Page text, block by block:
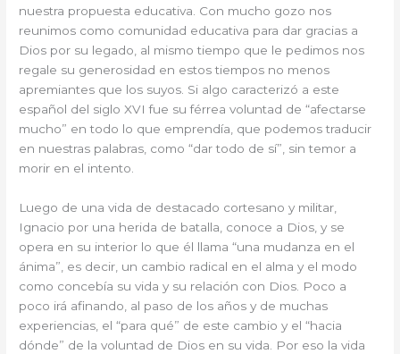
nuestra propuesta educativa. Con mucho gozo nos
reunimos como comunidad educativa para dar gracias a
Dios por su legado, al mismo tiempo que le pedimos nos
regale su generosidad en estos tiempos no menos
apremiantes que los suyos. Si algo caracterizó a este
español del siglo XVI fue su férrea voluntad de “afectarse
mucho” en todo lo que emprendía, que podemos traducir
en nuestras palabras, como “dar todo de sí”, sin temor a
morir en el intento.
Luego de una vida de destacado cortesano y militar,
Ignacio por una herida de batalla, conoce a Dios, y se
opera en su interior lo que él llama “una mudanza en el
ánima”, es decir, un cambio radical en el alma y el modo
como concebía su vida y su relación con Dios. Poco a
poco irá afinando, al paso de los años y de muchas
experiencias, el “para qué” de este cambio y el “hacia
dónde” de la voluntad de Dios en su vida. Por eso la vida